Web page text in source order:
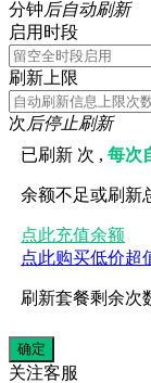
分钟后自动刷新
启用时段
刷新上限
次后停止刷新
已刷新次 ,每次
余额不足或刷新
点此充值余额
点此购买低价超
刷新套餐剩余次
关注客服